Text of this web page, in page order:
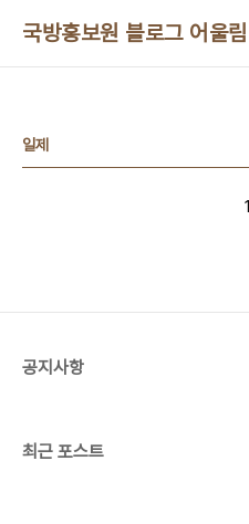
국방홍보원 블로그 어울림
일제
1
공지사항
최근 포스트